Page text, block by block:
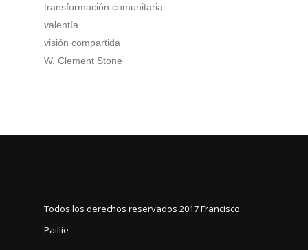
transformación comunitaria
valentía
visión compartida
W. Clement Stone
Todos los derechos reservados 2017Francisco
Paillie